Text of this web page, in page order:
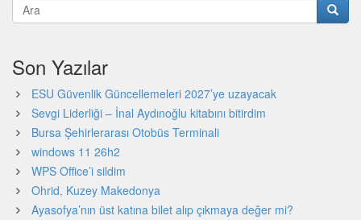
Son Yazılar
ESU Güvenlik Güncellemeleri 2027’ye uzayacak
Sevgi Liderliği – İnal Aydınoğlu kitabını bitirdim
Bursa Şehirlerarası Otobüs Terminali
windows 11 26h2
WPS Office’i sildim
Ohrid, Kuzey Makedonya
Ayasofya’nın üst katına bilet alıp çıkmaya değer mi?